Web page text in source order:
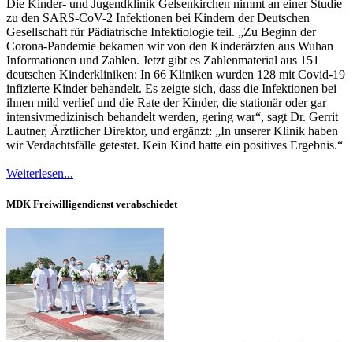
Die Kinder- und Jugendklinik Gelsenkirchen nimmt an einer Studie
zu den SARS-CoV-2 Infektionen bei Kindern der Deutschen
Gesellschaft für Pädiatrische Infektiologie teil. „Zu Beginn der
Corona-Pandemie bekamen wir von den Kinderärzten aus Wuhan
Informationen und Zahlen. Jetzt gibt es Zahlenmaterial aus 151
deutschen Kinderkliniken: In 66 Kliniken wurden 128 mit Covid-19
infizierte Kinder behandelt. Es zeigte sich, dass die Infektionen bei
ihnen mild verlief und die Rate der Kinder, die stationär oder gar
intensivmedizinisch behandelt werden, gering war“, sagt Dr. Gerrit
Lautner, Ärztlicher Direktor, und ergänzt: „In unserer Klinik haben
wir Verdachtsfälle getestet. Kein Kind hatte ein positives Ergebnis.“
Weiterlesen...
MDK Freiwilligendienst verabschiedet